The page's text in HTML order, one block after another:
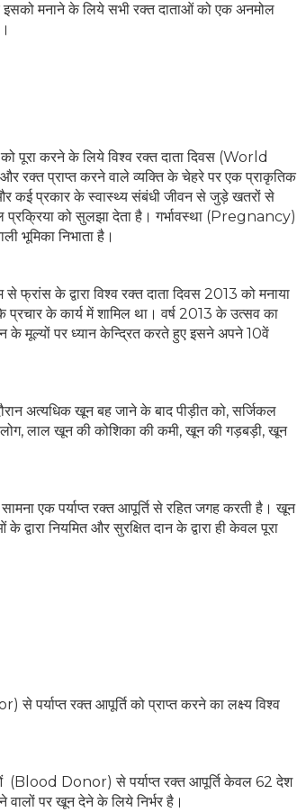
इसको मनाने के लिये सभी रक्त दाताओं को एक अनमोल
पूरा करने के लिये विश्व रक्त दाता दिवस (World
रक्त प्राप्त करने वाले व्यक्ति के चेहरे पर एक प्राकृतिक
कई प्रकार के स्वास्थ्य संबंधी जीवन से जुड़े खतरों से
प्रक्रिया को सुलझा देता है। गर्भावस्था (Pregnancy)
भूमिका निभाता है।
के द्वारा विश्व रक्त दाता दिवस 2013 को मनाया
के कार्य में शामिल था। वर्ष 2013 के उत्सव का
के मूल्यों पर ध्यान केन्द्रित करते हुए इसने अपने 10वें
अत्यधिक खून बह जाने के बाद पीड़ीत को, सर्जिकल
लाल खून की कोशिका की कमी, खून की गड़बड़ी, खून
एक पर्याप्त रक्त आपूर्ति से रहित जगह करती है। खून
नियमित और सुरक्षित दान के द्वारा ही केवल पूरा
रक्त आपूर्ति को प्राप्त करने का लक्ष्य विश्व
(Blood Donor) से पर्याप्त रक्त आपूर्ति केवल 62 देश
वालों पर खून देने के लिये निर्भर है।